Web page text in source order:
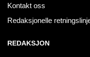
Kontakt oss
Redaksjonelle
REDAKSJON